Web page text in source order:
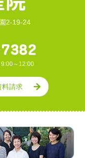
2-19-24
～12:00
料請求